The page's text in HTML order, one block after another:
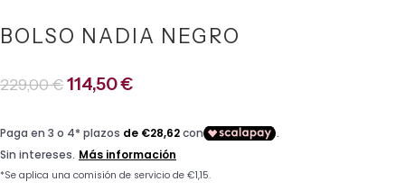
BOLSO NADIA NEGRO
229,00€114,50€